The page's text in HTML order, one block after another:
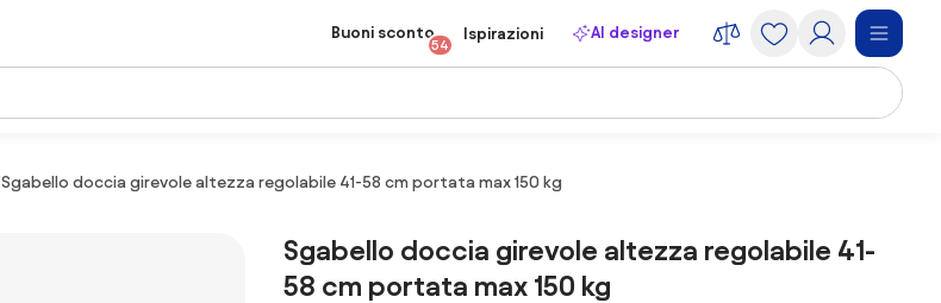
Buoni sconto
54
Ispirazioni AI designer
Sgabello doccia girevole altezza regolabile 41-58 cm portata max 150 kg
Sgabello doccia girevole altezza regolabile 41-
58 cm portata max 150 kg